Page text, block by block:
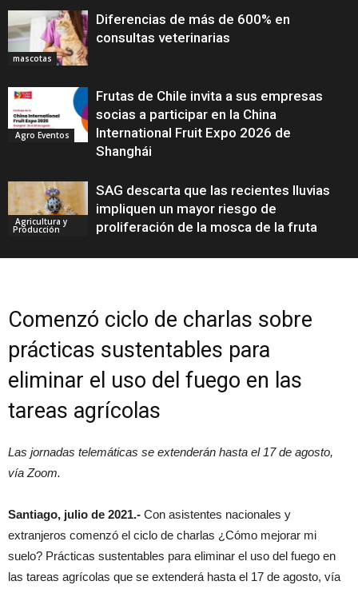
mascotas
Diferencias de más de 600% en
consultas veterinarias
Agro Eventos
Frutas de Chile invita a sus empresas
socias a participar en la China
International Fruit Expo 2026 de
Shanghái
Agricultura y
Producción
SAG descarta que las recientes lluvias
impliquen un mayor riesgo de
proliferación de la mosca de la fruta
Comenzó ciclo de charlas sobre
prácticas sustentables para
eliminar el uso del fuego en las
tareas agrícolas
Las jornadas telemáticas se extenderán hasta el 17 de agosto,
vía Zoom.
Santiago, julio de 2021.- Con asistentes nacionales y
extranjeros comenzó el ciclo de charlas ¿Cómo mejorar mi
suelo? Prácticas sustentables para eliminar el uso del fuego en
las tareas agrícolas que se extenderá hasta el 17 de agosto, vía